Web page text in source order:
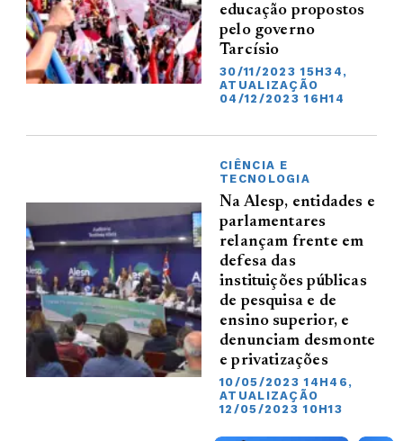
educação propostos
pelo governo
Tarcísio
30/11/2023 15H34,
ATUALIZAÇÃO
04/12/2023 16H14
CIÊNCIA E
TECNOLOGIA
Na Alesp, entidades e
parlamentares
relançam frente em
defesa das
instituições públicas
de pesquisa e de
ensino superior, e
denunciam desmonte
e privatizações
10/05/2023 14H46,
ATUALIZAÇÃO
12/05/2023 10H13